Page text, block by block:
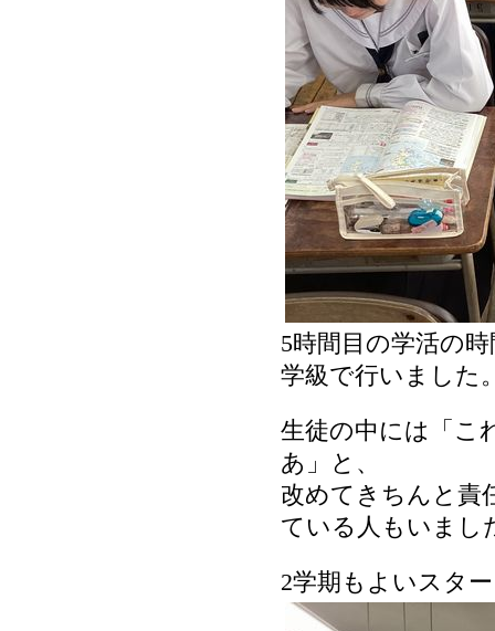
5時間目の学活の
学級で行いました
生徒の中には「こ
あ」と、
改めてきちんと責
ている人もいまし
2学期もよいスタ